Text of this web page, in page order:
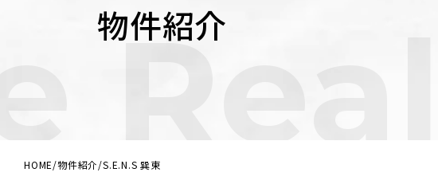
物件紹介
HOME 物件紹介 S.E.N.S 巽東